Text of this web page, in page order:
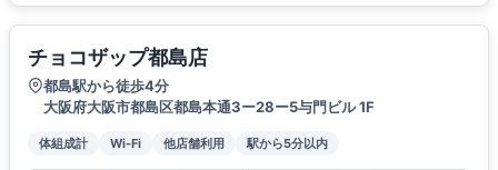
チョコザップ都島店
都島駅から徒歩4分
大阪府大阪市都島区都島本通3ー28ー5与門ビル 1F
体組成計 Wi-Fi 他店舗利用 駅から5分以内